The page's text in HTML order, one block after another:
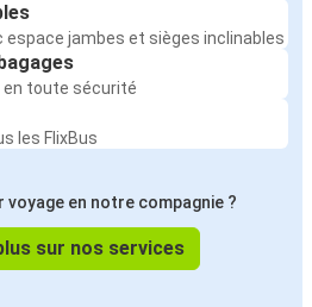
espace jambes et sièges inclinables
toute sécurité
les FlixBus
en notre compagnie ?
sur nos services